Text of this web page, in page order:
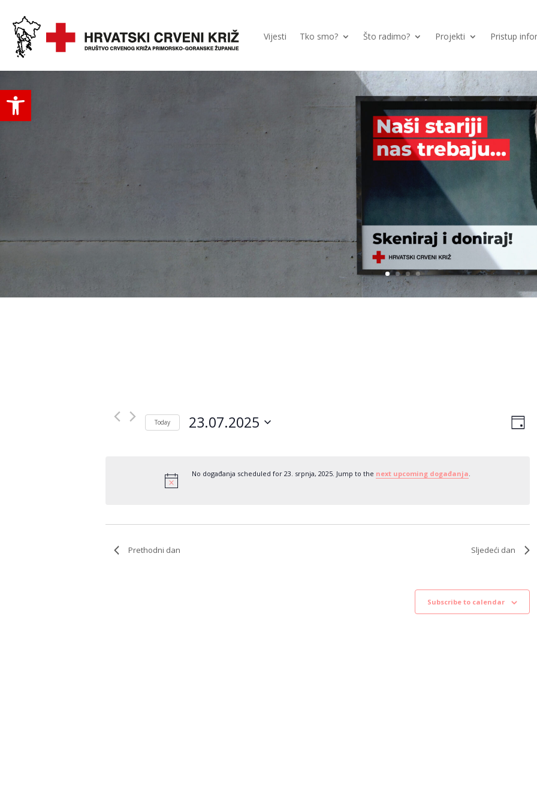
Open toolbar
Vijesti Tko smo? Što radimo? Projekti Pristup
No događanja scheduled for 23. srpnja, 2025. Jump to the next upcoming događanja
Day
Today 23.07.2025
Prethodni dan Sljedeći dan
Subscribe to calendar